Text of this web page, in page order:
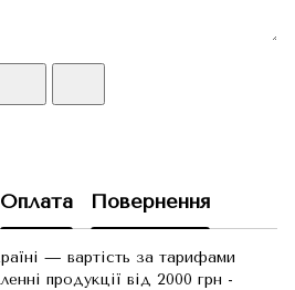
Оплата Повернення
— вартість за тарифами
продукції від 2000 грн -